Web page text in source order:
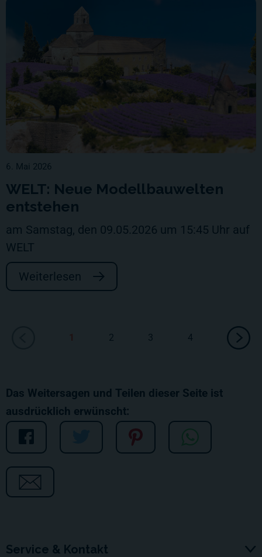
6. Mai 2026
WELT: Neue Modellbauwelten
entstehen
am Samstag, den 09.05.2026 um 15:45 Uhr auf
WELT
Weiterlesen
2 3 4
Das Weitersagen und Teilen dieser Seite ist
ausdrücklich erwünscht:
Service & Kontakt